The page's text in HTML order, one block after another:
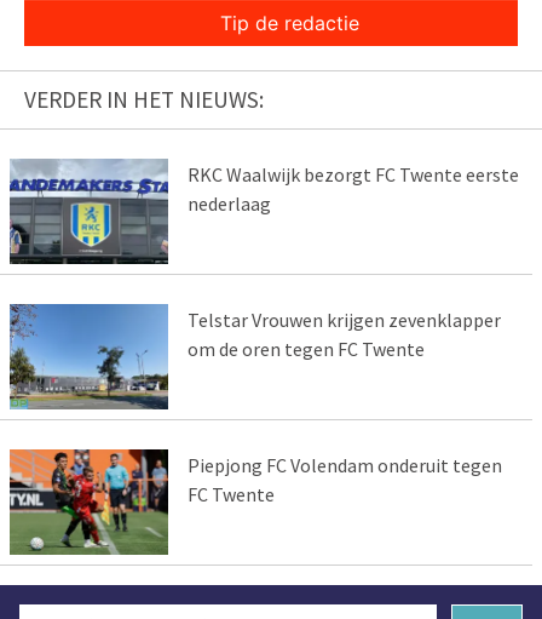
Tip de redactie
VERDER IN HET NIEUWS:
RKC Waalwijk bezorgt FC Twente eerste
nederlaag
Telstar Vrouwen krijgen zevenklapper
om de oren tegen FC Twente
Piepjong FC Volendam onderuit tegen
FC Twente